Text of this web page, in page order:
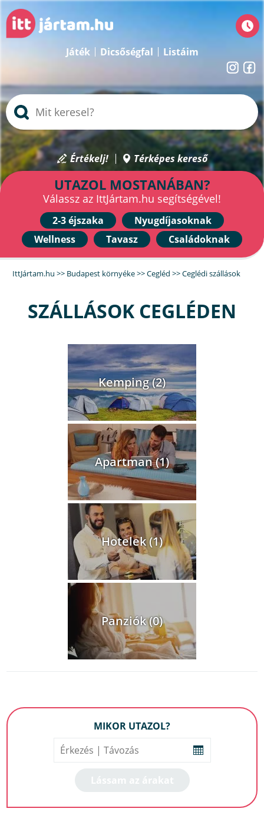
Játék Dicsőségfal Listáim
Értékelj! Térképes kereső
UTAZOL MOSTANÁBAN?
Válassz az IttJártam.hu segítségével!
2-3 éjszaka
Nyugdíjasoknak
Wellness
Tavasz Családoknak
IttJártam.hu >> Budapest környéke>>Cegléd >>Ceglédi szállások
SZÁLLÁSOK CEGLÉDEN
Kemping (2)
Apartman (1)
Hotelek (1)
Panziók (0)
MIKOR UTAZOL?